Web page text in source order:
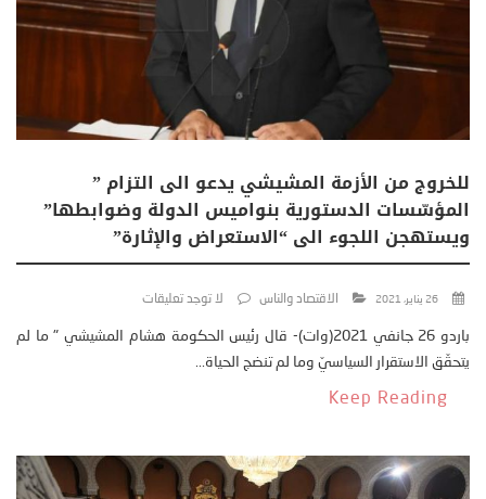
للخروج من الأزمة المشيشي يدعو الى التزام ”
المؤسّسات الدستورية بنواميس الدولة وضوابطها”
ويستهجن اللجوء الى “الاستعراض والإثارة”
26 يناير، 2021 الاقتصاد والناس لا توجد تعليقات
باردو 26 جانفي 2021(وات)- قال رئيس الحكومة هشام المشيشي " ما لم
يتحقّق الاستقرار السياسيّ وما لم تنضج الحياة...
Keep Reading